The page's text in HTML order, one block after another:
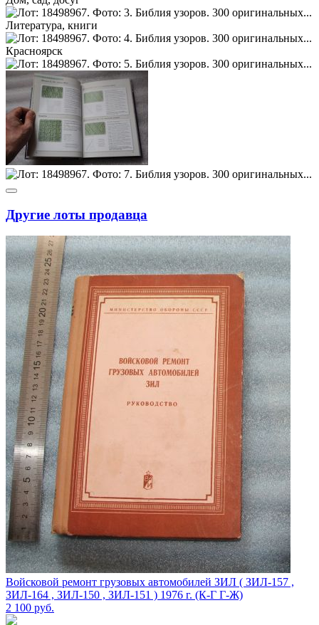
Другие лоты продавца
Войсковой ремонт грузовых автомобилей ЗИЛ ( ЗИЛ-157 ,
ЗИЛ-164 , ЗИЛ-150 , ЗИЛ-151 ) 1976 г. (К-Г Г-Ж)
2 100 руб.